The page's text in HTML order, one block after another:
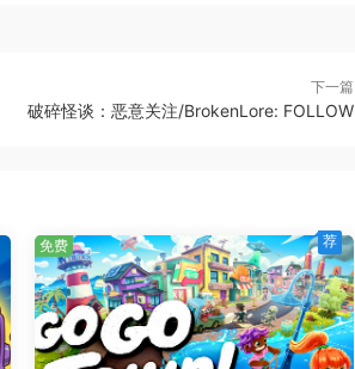
下一篇
破碎怪谈：恶意关注/BrokenLore: FOLLOW
免费 荐